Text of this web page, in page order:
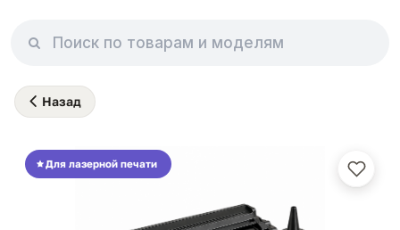
Назад
Для лазерной печати